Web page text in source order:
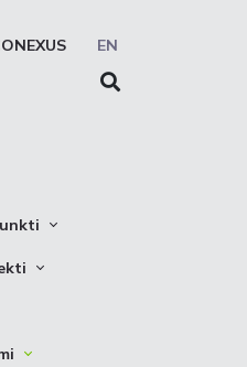
EN
lietošanas
uzlabošana